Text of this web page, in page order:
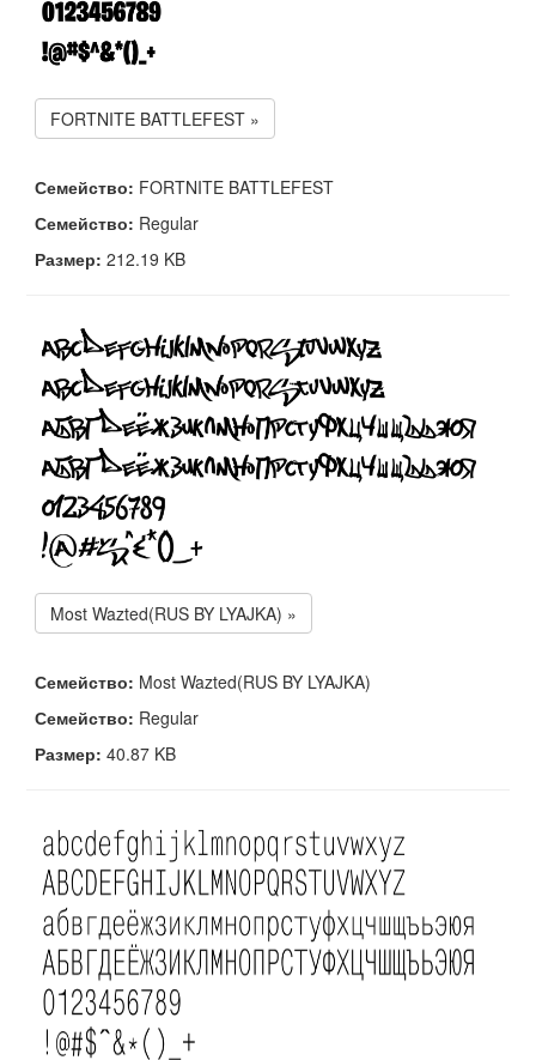
FORTNITE BATTLEFEST »
Семейство: FORTNITE BATTLEFEST
Семейство: Regular
Размер: 212.19 KB
Most Wazted(RUS BY LYAJKA) »
Семейство: Most Wazted(RUS BY LYAJKA)
Семейство: Regular
Размер: 40.87 KB